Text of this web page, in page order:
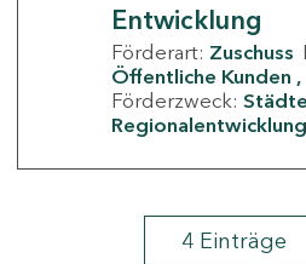
Entwicklung
Förderart: Zuschuss
Öffentliche Kunden
Förderzweck:
Regionalentwicklung
4 Einträge